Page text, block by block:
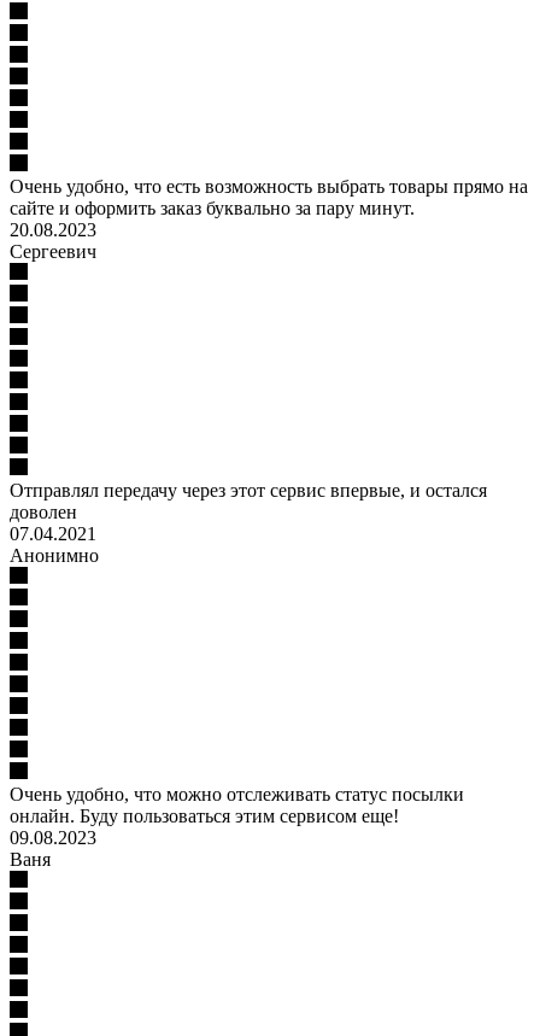
Очень удобно, что есть возможность выбрать товары прямо на
сайте и оформить заказ буквально за пару минут.
20.08.2023
Сергеевич
Отправлял передачу через этот сервис впервые, и остался
доволен
07.04.2021
Анонимно
Очень удобно, что можно отслеживать статус посылки
онлайн. Буду пользоваться этим сервисом еще!
09.08.2023
Ваня